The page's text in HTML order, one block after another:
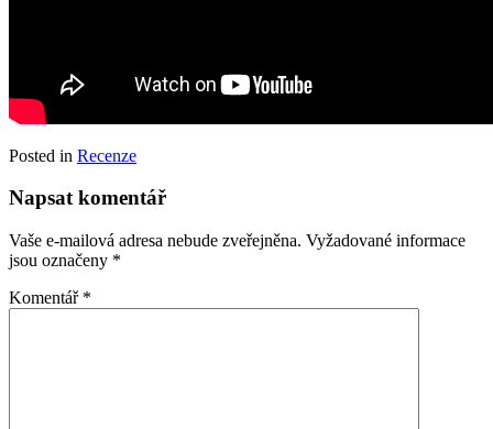
Posted in Recenze
Napsat komentář
Vaše e-mailová adresa nebude zveřejněna. Vyžadované informace
jsou označeny *
Komentář *